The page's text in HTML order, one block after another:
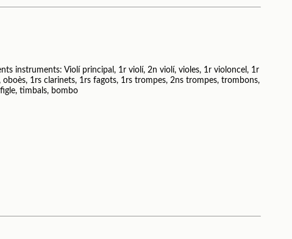
instruments: Violí principal, 1r violí, 2n violí, violes, 1r violoncel, 1r
1rs clarinets, 1rs fagots, 1rs trompes, 2ns trompes, trombons,
timbals, bombo